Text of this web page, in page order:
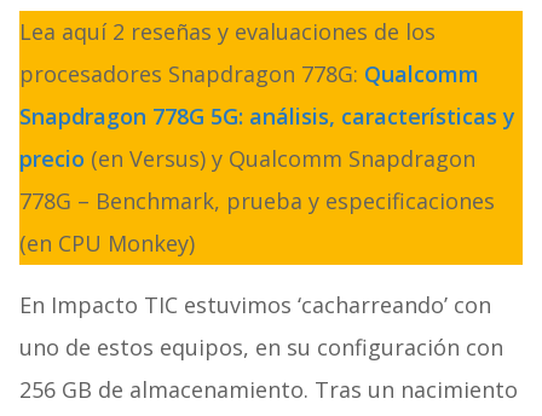
Lea aquí 2 reseñas y evaluaciones de los
procesadores Snapdragon 778G: Qualcomm
Snapdragon 778G 5G: análisis, características y
precio (en Versus) y Qualcomm Snapdragon
778G – Benchmark, prueba y especificaciones
(en CPU Monkey)
En Impacto TIC estuvimos ‘cacharreando’ con
uno de estos equipos, en su configuración con
256 GB de almacenamiento. Tras un nacimiento